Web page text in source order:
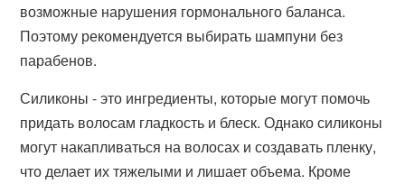
возможные нарушения гормонального баланса.
Поэтому рекомендуется выбирать шампуни без
парабенов.
Силиконы - это ингредиенты, которые могут помочь
придать волосам гладкость и блеск. Однако силиконы
могут накапливаться на волосах и создавать пленку,
что делает их тяжелыми и лишает объема. Кроме